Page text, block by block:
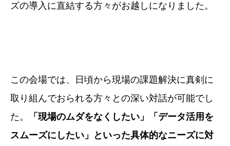
ズの導入に直結する方々がお越しになりました。
この会場では、日頃から現場の課題解決に真剣に
取り組んでおられる方々との深い対話が可能でし
た。
「現場のムダをなくしたい」「データ活用を
スムーズにしたい」といった具体的なニーズに対